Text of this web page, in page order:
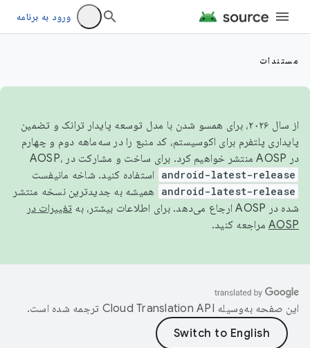
ورود به برنامه
مستندات
از سال ۲۰۲۶، برای همسو شدن با مدل توسعه پایدار ترانک و تضمین
پایداری پلتفرم برای اکوسیستم، کد منبع را در سه‌ماهه دوم و چهارم
در AOSP منتشر خواهیم کرد. برای ساخت و مشارکت در AOSP،
android-latest-release استفاده کنید. شاخه مانیفست
android-latest-release
همیشه به جدیدترین نسخه منتشر
شده در AOSP ارجاع می‌دهد. برای اطلاعات بیشتر، به
تغییرات در
AOSP مراجعه کنید.
این صفحه به‌وسیله ترجمه شده است.